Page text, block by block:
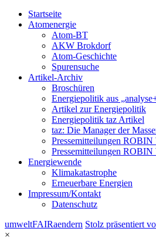
Startseite
Atomenergie
Atom-BT
AKW Brokdorf
Atom-Geschichte
Spurensuche
Artikel-Archiv
Broschüren
Energiepolitik aus
Artikel zur Energiepolitik
Energiepolitik taz Artikel
taz: Die Manager der
Pressemitteilungen ROBIN
Pressemitteilungen
Energiewende
Klimakatastrophe
Erneuerbare Energien
Impressum/Kontakt
Datenschutz
umweltFAIRaendern Stolz präsentiert
×